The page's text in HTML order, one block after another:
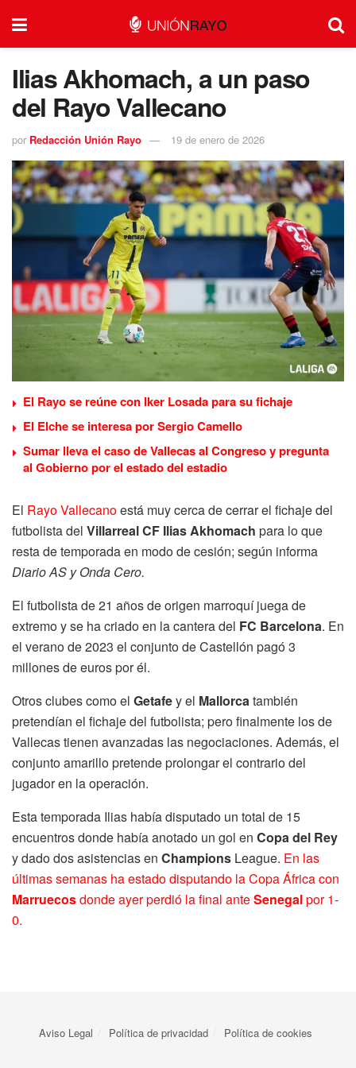
Ilias Akhomach, a un paso
del Rayo Vallecano
por Redacción Unión Rayo 19 de enero de 2026
El Rayo se reúne con Iker Losada para su fichaje
El Elche se interesa por Sergio Camello
Sumar lleva el caso de Vallecas al Congreso y pregunta
al Gobierno por el estado del estadio
El Rayo Vallecanoestá muy cerca de cerrar el fichaje del
futbolista del Villarreal CF Ilias Akhomach para lo que
resta de temporada en modo de cesión; según informa
Diario AS y Onda Cero.
El futbolista de 21 años de origen marroquí juega de
extremo y se ha criado en la cantera del FC Barcelona. En
el verano de 2023 el conjunto de Castellón pagó 3
millones de euros por él.
Otros clubes como el Getafey el Mallorcatambién
pretendían el fichaje del futbolista; pero finalmente los de
Vallecas tienen avanzadas las negociaciones. Además, el
conjunto amarillo pretende prolongar el contrario del
jugador en la operación.
Esta temporada Ilias había disputado un total de 15
encuentros donde había anotado un gol en Copa del Rey
y dado dos asistencias en Champions League. En las
últimas semanas ha estado disputando la Copa África con
Marruecosdonde ayer perdió la final anteSenegalpor 1-
0.
Aviso Legal Política de privacidad Política de cookies